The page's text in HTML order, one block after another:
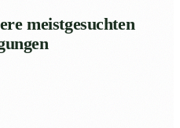
meistgesuchten